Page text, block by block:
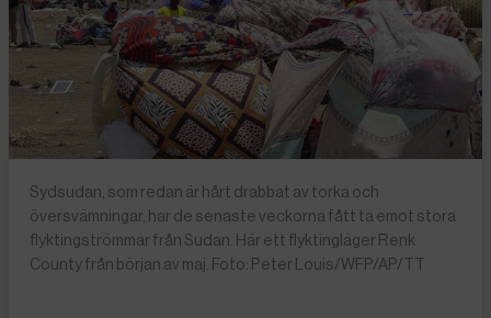
Sydsudan, som redan är hårt drabbat av torka och
översvämningar, har de senaste veckorna fått ta emot stora
flyktingströmmar från Sudan. Här ett flyktingläger Renk
County från början av maj. Foto: Peter Louis/WFP/AP/TT